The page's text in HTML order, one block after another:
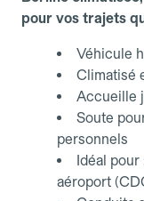
pour vos trajets
Véhicule
Climatisé
Accueille
Soute
personnels
Idéal
aéroport